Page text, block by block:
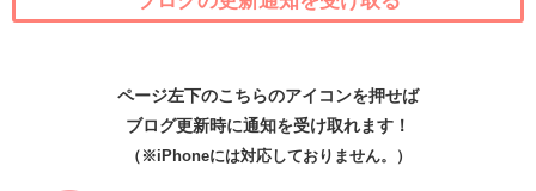
ページ左下のこちらのアイコンを押せば
ブログ更新時に通知を受け取れます！
（※iPhoneには対応しておりません。）